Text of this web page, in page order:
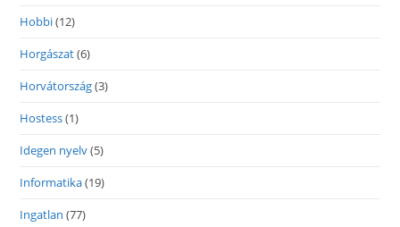
Hobbi(12)
Horgászat(6)
Horvátország(3)
Hostess(1)
Idegen nyelv(5)
Informatika(19)
Ingatlan (77)